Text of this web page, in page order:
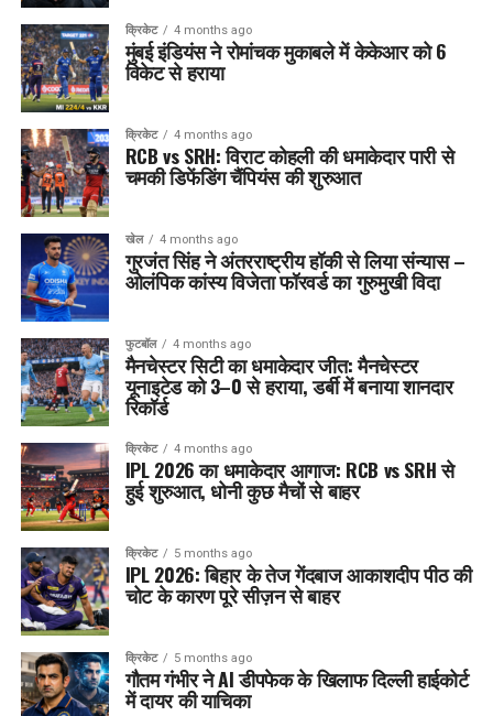
क्रिकेट 4 months ago
मुंबई इंडियंस ने रोमांचक मुकाबले में केकेआर को 6
विकेट से हराया
क्रिकेट 4 months ago
RCB vs SRH: विराट कोहली की धमाकेदार पारी से
चमकी डिफेंडिंग चैंपियंस की शुरुआत
खेल 4 months ago
गुरजंत सिंह ने अंतरराष्ट्रीय हॉकी से लिया संन्यास –
ओलंपिक कांस्य विजेता फॉरवर्ड का गुरुमुखी विदा
फुटबॉल 4 months ago
मैनचेस्टर सिटी का धमाकेदार जीत: मैनचेस्टर
यूनाइटेड को 3–0 से हराया, डर्बी में बनाया शानदार
रिकॉर्ड
क्रिकेट 4 months ago
IPL 2026 का धमाकेदार आगाज: RCB vs SRH से
हुई शुरुआत, धोनी कुछ मैचों से बाहर
क्रिकेट 5 months ago
IPL 2026: बिहार के तेज गेंदबाज आकाशदीप पीठ की
चोट के कारण पूरे सीज़न से बाहर
क्रिकेट 5 months ago
गौतम गंभीर ने AI डीपफेक के खिलाफ दिल्ली हाईकोर्ट
में दायर की याचिका